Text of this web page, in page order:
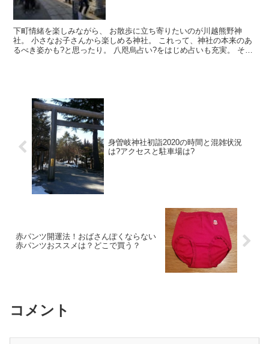
下町情緒を楽しみながら、 お散歩に立ち寄りたいのが川越熊野神
社。 小さなお子さんから楽しめる神社。 これって、神社の本来のあ
るべき姿かも?と思ったり。 八咫烏占い?をはじめ占いも充実。 その
身曽岐神社初詣2020の時間と混雑状況
は?アクセスと駐車場は?
赤パンツ開運法！おばさんぽくならない
赤パンツおススメは？どこで買う？
コメント